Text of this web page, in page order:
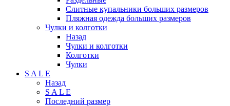
Слитные купальники больших размеров
Пляжная одежда больших размеров
Чулки и колготки
Назад
Чулки и колготки
Колготки
Чулки
S A L E
Назад
S A L E
Последний размер